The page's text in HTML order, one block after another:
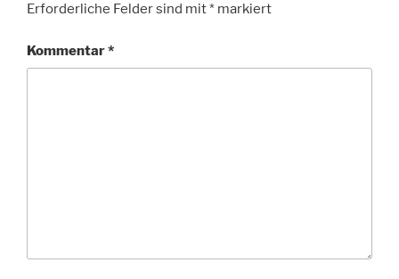
Erforderliche Felder sind mit* markiert
Kommentar*